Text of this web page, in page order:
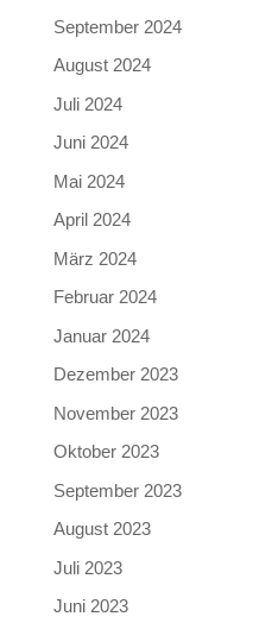
September 2024
August 2024
Juli 2024
Juni 2024
Mai 2024
April 2024
März 2024
Februar 2024
Januar 2024
Dezember 2023
November 2023
Oktober 2023
September 2023
August 2023
Juli 2023
Juni 2023